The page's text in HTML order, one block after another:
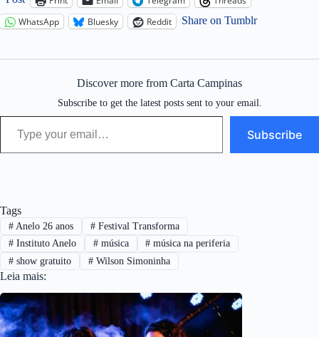
WhatsApp
Bluesky Reddit Share on Tumblr
Discover more from Carta Campinas
Subscribe to get the latest posts sent to your email.
Type your email…
Subscribe
Tags
#Anelo 26 anos #Festival Transforma
#Instituto Anelo #música # música na periferia
#show gratuito #Wilson Simoninha
Leia mais: